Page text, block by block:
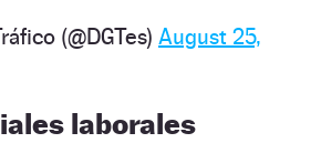
(@DGTes) August 25,
laborales